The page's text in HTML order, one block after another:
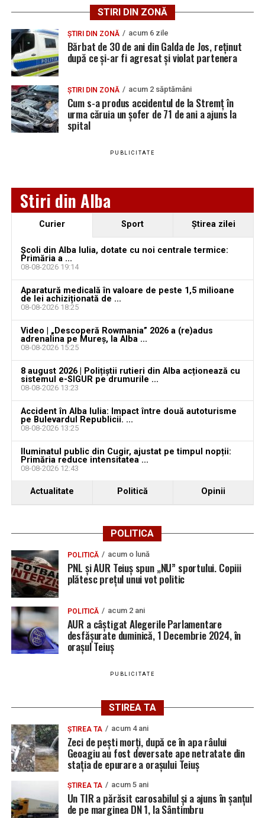
Teiuș:
Candidat Voturi Procent
Mandate
faza 1
Mandate
faza 2
PARTIDUL
SOCIAL
DEMOCRAT
PARTIDUL
NAȚIONAL
926 30,26 % 4 1 5
UNIREA
ROMÂNILOR
FORȚA
5,71 % 1 1
TOTAL 3.060 100% 13 2
Adaugă teiusinfo.ro ca sursă
Urmărește Ziarul Unirea pe Social Media
YouTube Instagram
Ultimele știri din Teiuș
Jaf de peste 300.000 de euro, la Teiuș. Familia
păgubită susține că ancheta bate pasul pe loc, la
aproape o lună de la spargere
Locuri de muncă în Sântimbru, disponibile la 4
august 2026. AJOFM Alba a publicat lista posturilor
vacante
Locuri de muncă în Galda de Jos, disponibile la 4
august 2026. AJOFM Alba a publicat lista posturilor
Locuri de muncă în Teiuș, disponibile la 4 august
vacante
Bărbat de 30 de ani din Galda de Jos, reținut după
ce și-ar fi agresat și violat partenera
STIRI DIN ZONĂ
ȘTIRI DIN ZONĂ acum 6 zile
Bărbat de 30 de ani din Galda de Jos, reținut
după ce și-ar fi agresat și violat partenera
ȘTIRI DIN ZONĂ acum 2 săptămâni
Cum s-a produs accidentul de la Stremț în
urma căruia un șofer de 71 de ani a ajuns la
spital
PUBLICITATE
Stiri din Alba
Curier Sport Ştirea zilei
Școli din Alba Iulia, dotate cu noi centrale termice:
Primăria a ...
08-08-2026 19:14
Aparatură medicală în valoare de peste 1,5 milioane
de lei achiziționată de ...
08-08-2026 18:25
Video | „Descoperă Rowmania” 2026 a (re)adus
adrenalina pe Mureș, la Alba ...
08-08-2026 15:25
8 august 2026 | Polițiștii rutieri din Alba acționează cu
sistemul e-SIGUR pe drumurile ...
08-08-2026 13:23
Accident în Alba Iulia: Impact între două autoturisme
pe Bulevardul Republicii. ...
08-08-2026 13:25
Iluminatul public din Cugir, ajustat pe timpul nopții:
Primăria reduce intensitatea ...
08-08-2026 12:43
Actualitate Politică Opinii
POLITICA
POLITICĂ acum o lună
PNL și AUR Teiuș spun „NU” sportului. Copiii
plătesc prețul unui vot politic
POLITICĂ acum 2 ani
AUR a câștigat Alegerile Parlamentare
desfășurate duminică, 1 Decembrie 2024, în
orașul Teiuș
PUBLICITATE
STIREA TA
ȘTIREA TA acum 4 ani
Zeci de pești morți, după ce în apa râului
Geoagiu au fost deversate ape netratate din
stația de epurare a orașului Teiuș
ȘTIREA TA acum 5 ani
Un TIR a părăsit carosabilul și a ajuns în șanțul
de pe marginea DN 1, la Sântimbru